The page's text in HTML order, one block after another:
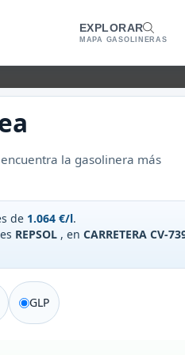
EXPLORAR
MAPA GASOLINERAS
la gasolinera más
de 1.064 €/l.
es REPSOL , en CARRETERA CV-
GLP